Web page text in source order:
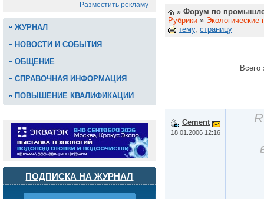
Разместить рекламу
ЖУРНАЛ
НОВОСТИ И СОБЫТИЯ
ОБЩЕНИЕ
СПРАВОЧНАЯ ИНФОРМАЦИЯ
ПОВЫШЕНИЕ КВАЛИФИКАЦИИ
ПОДПИСКА НА ЖУРНАЛ
» Форум по
Рубрики » Экологические
тему, страницу
Всего
Cement
18.01.2006 12:16